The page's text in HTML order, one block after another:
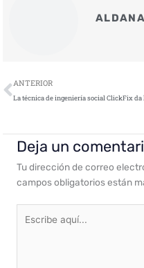
Ant
ANTERIOR
Deja un
Tu dirección de correo
campos obligatorios están
aquí...